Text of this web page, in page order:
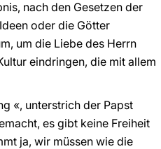
nach den Gesetzen der
oder die Götter
um die Liebe des Herrn
eindringen, die mit allem
«, unterstrich der Papst
es gibt keine Freiheit
ja, wir müssen wie die